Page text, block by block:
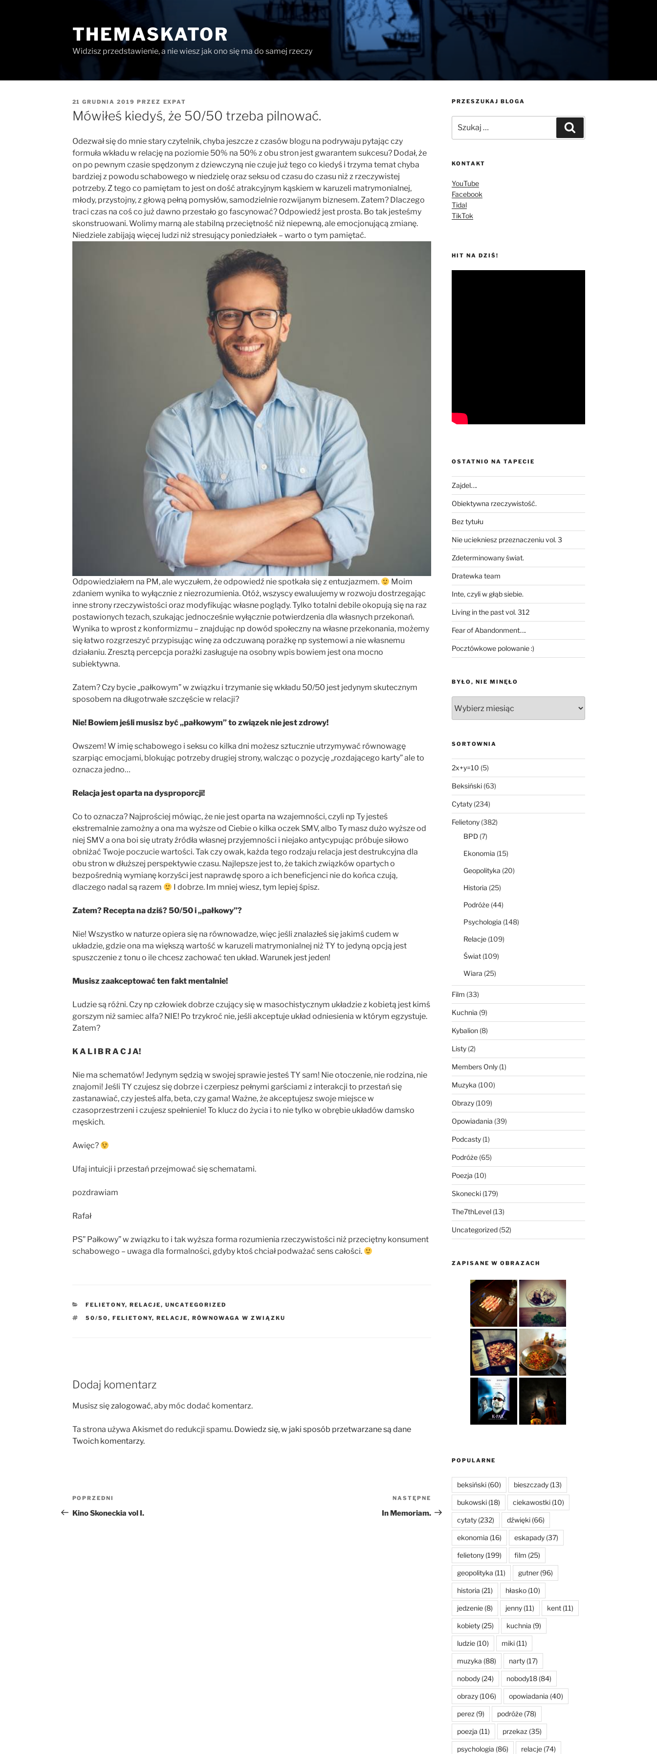
THEMASKATOR
Widzisz przedstawienie, a nie wiesz jak ono się ma do samej rzeczy
OPUBLIKOWANE
W
21 GRUDNIA 2019 PRZEZ EXPAT
Mówiłeś kiedyś, że 50/50 trzeba pilnować.
Odezwał się do mnie stary czytelnik, chyba jeszcze z czasów blogu na podrywaju pytając czy
formuła wkładu w relację na poziomie 50% na 50% z obu stron jest gwarantem sukcesu? Dodał, że
on po pewnym czasie spędzonym z dziewczyną nie czuje już tego co kiedyś i trzyma temat chyba
bardziej z powodu schabowego w niedzielę oraz seksu od czasu do czasu niż z rzeczywistej
potrzeby. Z tego co pamiętam to jest on dość atrakcyjnym kąskiem w karuzeli matrymonialnej,
młody, przystojny, z głową pełną pomysłów, samodzielnie rozwijanym biznesem. Zatem? Dlaczego
traci czas na coś co już dawno przestało go fascynować? Odpowiedź jest prosta. Bo tak jesteśmy
skonstruowani. Wolimy marną ale stabilną przeciętność niż niepewną, ale emocjonującą zmianę.
Niedziele zabijają więcej ludzi niż stresujący poniedziałek – warto o tym pamiętać.
Odpowiedziałem na PM, ale wyczułem, że odpowiedź nie spotkała się z entuzjazmem.
Moim
zdaniem wynika to wyłącznie z niezrozumienia. Otóż, wszyscy ewaluujemy w rozwoju dostrzegając
inne strony rzeczywistości oraz modyfikując własne poglądy. Tylko totalni debile okopują się na raz
postawionych tezach, szukając jednocześnie wyłącznie potwierdzenia dla własnych przekonań.
Wynika to wprost z konformizmu – znajdując np dowód społeczny na własne przekonania, możemy
się łatwo rozgrzeszyć przypisując winę za odczuwaną porażkę np systemowi a nie własnemu
działaniu. Zresztą percepcja porażki zasługuje na osobny wpis bowiem jest ona mocno
subiektywna.
Zatem? Czy bycie „pałkowym” w związku i trzymanie się wkładu 50/50 jest jedynym skutecznym
sposobem na długotrwałe szczęście w relacji?
Nie! Bowiem jeśli musisz być „pałkowym” to związek nie jest zdrowy!
Owszem! W imię schabowego i seksu co kilka dni możesz sztucznie utrzymywać równowagę
szarpiąc emocjami, blokując potrzeby drugiej strony, walcząc o pozycję „rozdającego karty” ale to
oznacza jedno…
Relacja jest oparta na dysproporcji!
Co to oznacza? Najprościej mówiąc, że nie jest oparta na wzajemności, czyli np Ty jesteś
ekstremalnie zamożny a ona ma wyższe od Ciebie o kilka oczek SMV, albo Ty masz dużo wyższe od
niej SMV a ona boi się utraty źródła własnej przyjemności i niejako antycypując próbuje siłowo
obniżać Twoje poczucie wartości. Tak czy owak, każda tego rodzaju relacja jest destrukcyjna dla
obu stron w dłuższej perspektywie czasu. Najlepsze jest to, że takich związków opartych o
bezpośrednią wymianę korzyści jest naprawdę sporo a ich beneficjenci nie do końca czują,
dlaczego nadal są razem
I dobrze. Im mniej wiesz, tym lepiej śpisz.
Zatem? Recepta na dziś? 50/50 i „pałkowy”?
Nie! Wszystko w naturze opiera się na równowadze, więc jeśli znalazłeś się jakimś cudem w
układzie, gdzie ona ma większą wartość w karuzeli matrymonialnej niż TY to jedyną opcją jest
spuszczenie z tonu o ile chcesz zachować ten układ. Warunek jest jeden!
Musisz zaakceptować ten fakt mentalnie!
Ludzie są różni. Czy np człowiek dobrze czujący się w masochistycznym układzie z kobietą jest kimś
gorszym niż samiec alfa? NIE! Po trzykroć nie, jeśli akceptuje układ odniesienia w którym egzystuje.
Zatem?
K A L I B R A C J A!
Nie ma schematów! Jedynym sędzią w swojej sprawie jesteś TY sam! Nie otoczenie, nie rodzina, nie
znajomi! Jeśli TY czujesz się dobrze i czerpiesz pełnymi garściami z interakcji to przestań się
zastanawiać, czy jesteś alfa, beta, czy gama! Ważne, że akceptujesz swoje miejsce w
czasoprzestrzeni i czujesz spełnienie! To klucz do życia i to nie tylko w obrębie układów damsko
męskich.
Awięc?
Ufaj intuicji i przestań przejmować się schematami.
pozdrawiam
Rafał
PS” Pałkowy” w związku to i tak wyższa forma rozumienia rzeczywistości niż przeciętny konsument
schabowego – uwaga dla formalności, gdyby ktoś chciał podważać sens całości.
KATEGORIE
FELIETONY, RELACJE, UNCATEGORIZED
TAGI
50/50, FELIETONY, RELACJE, RÓWNOWAGA W ZWIĄZKU
Dodaj komentarz
Musisz sięzalogować, aby móc dodać komentarz.
Ta strona używa Akismet do redukcji spamu. Dowiedz się, w jaki sposób przetwarzane są dane
Twoich komentarzy.
Nawigacja
wpisu
Poprzedni
wpis
POPRZEDNI
Kino Skoneckia vol I.
Następny
wpis
NASTĘPNE
In Memoriam.
PRZESZUKAJ BLOGA
KONTAKT
YouTube
Facebook
Tidal
TikTok
HIT NA DZIŚ!
OSTATNIO NA TAPECIE
Zajdel….
Obiektywna rzeczywistość.
Bez tytułu
Nie uciekniesz przeznaczeniu vol. 3
Zdeterminowany świat.
Dratewka team
Inte, czyli w głąb siebie.
Living in the past vol. 312
Fear of Abandonment….
Pocztówkowe polowanie :)
BYŁO, NIE MINĘŁO
nie
minęło
SORTOWNIA
2x+y=10 (5)
Beksiński(63)
Cytaty(234)
Felietony(382)
BPD(7)
Ekonomia (15)
Geopolityka (20)
Historia (25)
Podróże(44)
Psychologia (148)
Relacje(109)
Świat(109)
Wiara (25)
Film (33)
Kuchnia (9)
Kybalion(8)
Listy(2)
Members Only(1)
Muzyka (100)
Obrazy(109)
Opowiadania (39)
Podcasty(1)
Podróże(65)
Poezja (10)
Skonecki(179)
The7thLevel(13)
Uncategorized(52)
ZAPISANE W OBRAZACH
POPULARNE
beksiński(60) bieszczady(13)
bukowski(18) ciekawostki(10)
cytaty(232) dźwięki(66)
ekonomia (16) eskapady(37)
felietony(199) film (25)
geopolityka (11) gutner(96)
historia (21) hłasko(10)
jedzenie(8) jenny(11) kent(11)
kobiety(25) kuchnia (9)
ludzie(10) miki(11)
muzyka (88) narty(17)
nobody(24) nobody18(84)
obrazy(106) opowiadania (40)
perez (9) podróże(78)
poezja (11) przekaz (35)
psychologia (86) relacje(74)